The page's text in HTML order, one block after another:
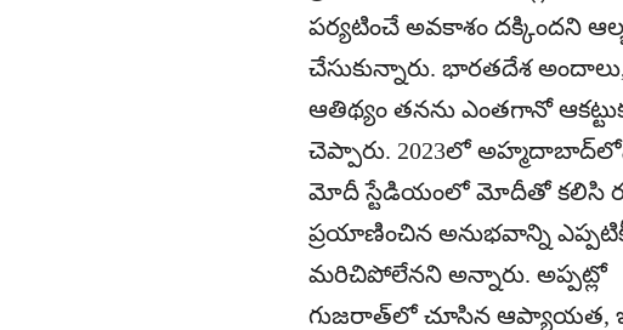
పర్యటించే అవకాశం దక్కిందని
చేసుకున్నారు. భారతదేశ
ఆతిథ్యం తనను ఎంతగానో
చెప్పారు. 2023లో
మోదీ స్టేడియంలో మోదీతో కలిసి
ప్రయాణించిన అనుభవాన్ని
మరిచిపోలేనని అన్నారు. అప్పట్లో
గుజరాత్‌లో చూసిన ఆప్యాయత,